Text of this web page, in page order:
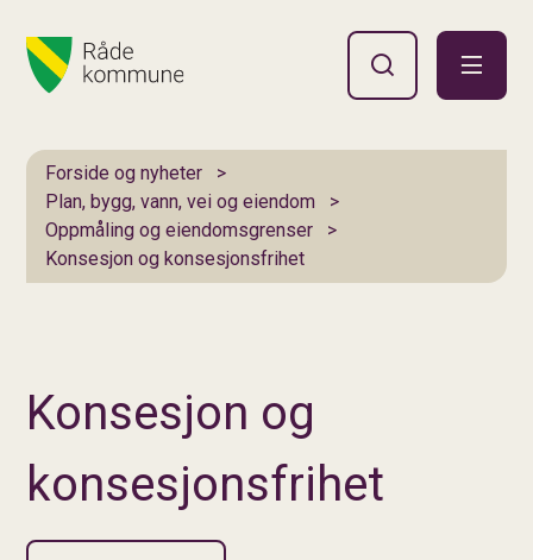
Du er her:
Forside og nyheter
Plan, bygg, vann, vei og eiendom
Oppmåling og eiendomsgrenser
Konsesjon og konsesjonsfrihet
Konsesjon og
konsesjonsfrihet